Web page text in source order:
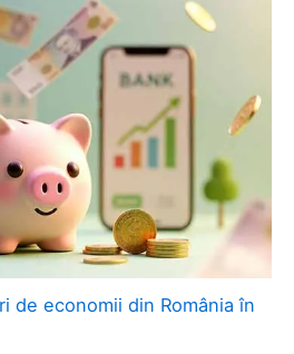
de economii din România în